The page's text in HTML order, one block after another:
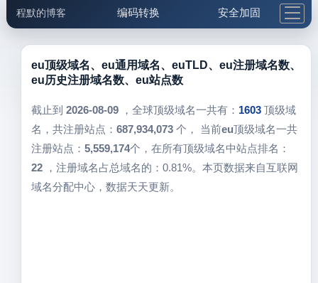
程默的博客 编码转换 安全加固
邮件工具 生活便民 更多工具
5.1支付宝大红包
eu顶级域名、eu通用域名、euTLD、eu注册域名数、
eu历史注册域名数、eu站点数
截止到 2026-08-09，全球顶级域名一共有： 1603 顶级域
名，共注册站点： 687,934,073 个， 当前eu顶级域名一共
注册站点： 5,559,174个，在所有顶级域名中站点排名：
22，注册域名占总域名的：0.81%。本页数据来自互联网
域名分配中心，数据天天更新。